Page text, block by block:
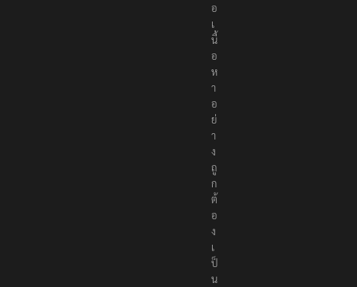
อ
เ
นื้
อ
ห
า
อ
ย่
า
ง
ถู
ก
ต้
อ
ง
เ
ป็
น